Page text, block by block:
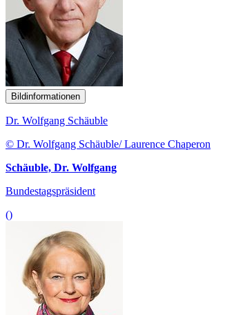
Bildinformationen
Dr. Wolfgang Schäuble
© Dr. Wolfgang Schäuble/ Laurence Chaperon
Schäuble, Dr. Wolfgang
Bundestagspräsident
()